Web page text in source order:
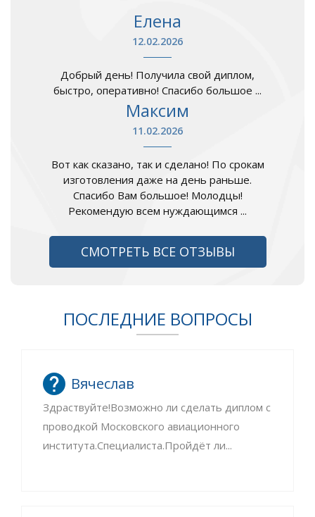
Елена
12.02.2026
Добрый день! Получила свой диплом,
быстро, оперативно! Спасибо большое ...
Максим
11.02.2026
Вот как сказано, так и сделано! По срокам
изготовления даже на день раньше.
Спасибо Вам большое! Молодцы!
Рекомендую всем нуждающимся ...
СМОТРЕТЬ ВСЕ ОТЗЫВЫ
ПОСЛЕДНИЕ ВОПРОСЫ
Вячеслав
Здраствуйте!Возможно ли сделать диплом с
проводкой Московского авиационного
института.Специалиста.Пройдёт ли...